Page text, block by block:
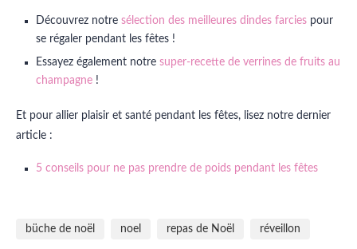
Découvrez notre sélection des meilleures dindes farcies pour
se régaler pendant les fêtes !
Essayez également notre super-recette de verrines de fruits au
champagne !
Et pour allier plaisir et santé pendant les fêtes, lisez notre dernier
article :
5 conseils pour ne pas prendre de poids pendant les fêtes
büche de noël noel repas de Noël réveillon